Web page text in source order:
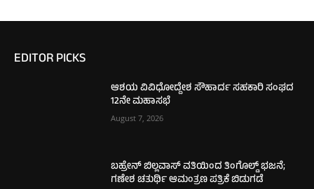
EDITOR PICKS
ಆಶಯ ವಿವಿಧೋದ್ದೇಶ ಸೌಹಾರ್ದ ಸಹಕಾರಿ ಸಂಘದ
12ನೇ ಮಹಾಸಭೆ
August 7, 2026
ಬಹ್ರೇನ್ ಬಿಲ್ಲವಾಸ್ ವತಿಯಿಂದ ತಿಂಗೊಲ್ಡ್ ಭಜನೆ;
ಗಣೇಶ ಚತುರ್ಥಿ ಆಮಂತ್ರಣ ಪತ್ರಿಕೆ ಬಿಡುಗಡೆ